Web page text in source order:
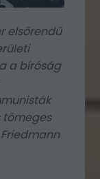
elsőrendű
a bíróság
tömeges